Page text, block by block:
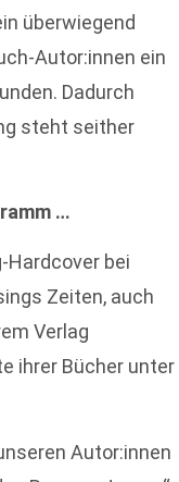
überwiegend
Autor:innen ein
Dadurch
steht seither
…
Hardcover bei
Zeiten, auch
Verlag
ihrer Bücher unter
Autor:innen